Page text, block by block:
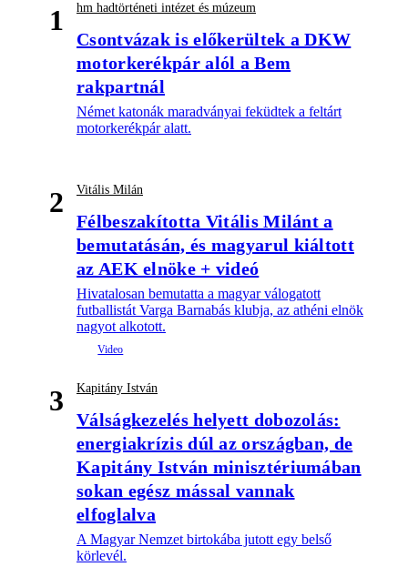
1 hm hadtörténeti intézet és múzeum
Csontvázak is előkerültek a DKW
motorkerékpár alól a Bem
rakpartnál
Német katonák maradványai feküdtek a feltárt
motorkerékpár alatt.
2 Vitális Milán
Félbeszakította Vitális Milánt a
bemutatásán, és magyarul kiáltott
az AEK elnöke + videó
Hivatalosan bemutatta a magyar válogatott
futballistát Varga Barnabás klubja, az athéni elnök
nagyot alkotott.
3 Kapitány István
Válságkezelés helyett dobozolás:
energiakrízis dúl az országban, de
Kapitány István minisztériumában
sokan egész mással vannak
elfoglalva
A Magyar Nemzet birtokába jutott egy belső
körlevél.